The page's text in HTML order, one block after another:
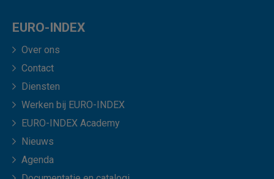
EURO-INDEX
Over ons
Contact
Diensten
Werken bij EURO-INDEX
EURO-INDEX Academy
Nieuws
Agenda